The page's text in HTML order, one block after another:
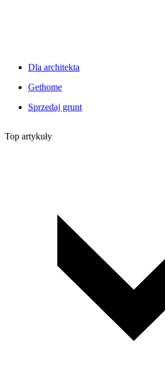
Dla architekta
Gethome
Sprzedaj grunt
Top artykuły